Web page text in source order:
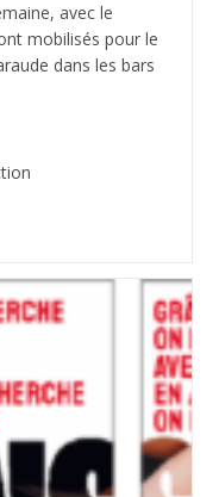
avec le
mobilisés pour le
dans les bars